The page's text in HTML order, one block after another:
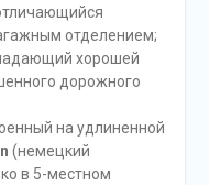
отделением;
хорошей
дорожного
на удлиненной
(немецкий
в 5-местном